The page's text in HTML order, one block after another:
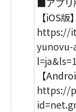
■アプリ
【iOS版】
https://
yunovu-
【
https://